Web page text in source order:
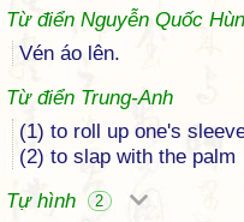
Từ điển Nguyễn Quốc
Vén áo lên.
Từ điển Trung-Anh
(1) to roll up one's
(2) to slap with the palm
Tự hình
2